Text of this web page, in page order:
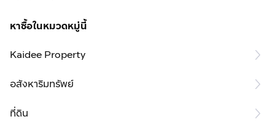
หาซื้อในหมวดหมู่นี้
Kaidee Property
อสังหาริมทรัพย์
ที่ดิน